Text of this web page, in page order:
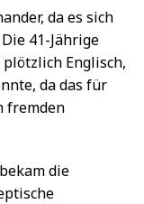
da es sich
41-Jährige
Englisch,
da das für
fremden
die